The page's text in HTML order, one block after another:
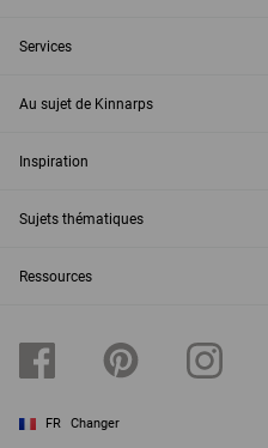
Services
Au sujet de Kinnarps
Inspiration
Sujets thématiques
Ressources
FR Changer